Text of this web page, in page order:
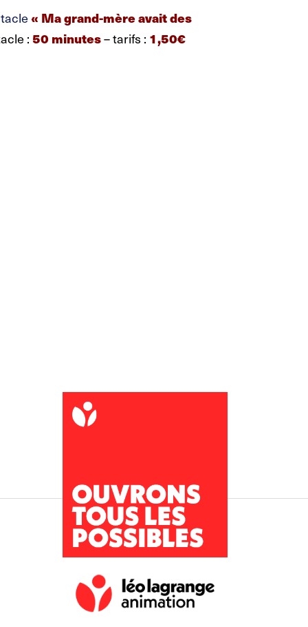
« Ma grand-mère avait des
:50 minutes– tarifs : 1,50€